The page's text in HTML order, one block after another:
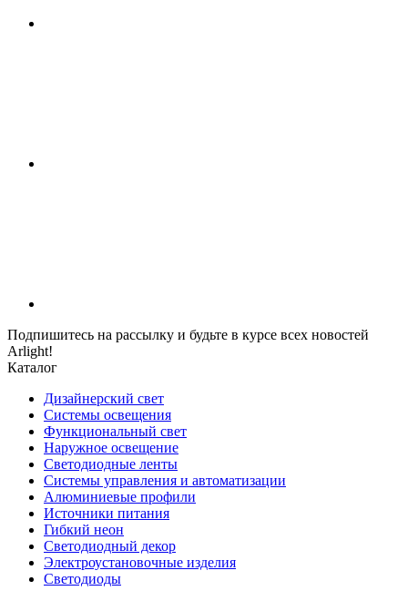
Подпишитесь на рассылку и будьте в курсе всех новостей
Arlight!
Каталог
Дизайнерский свет
Системы освещения
Функциональный свет
Наружное освещение
Светодиодные ленты
Системы управления и автоматизации
Алюминиевые профили
Источники питания
Гибкий неон
Светодиодный декор
Электроустановочные изделия
Светодиоды